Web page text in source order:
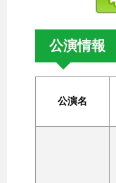
公演情報
公演名